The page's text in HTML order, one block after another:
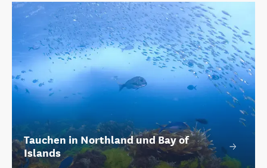
Tauchen in Northland und Bay of
Islands